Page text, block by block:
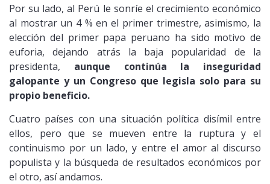
Por su lado, al Perú le sonríe el crecimiento económico
al mostrar un 4 % en el primer trimestre, asimismo, la
elección del primer papa peruano ha sido motivo de
euforia, dejando atrás la baja popularidad de la
presidenta, aunque continúa la inseguridad
galopante y un Congreso que legisla solo para su
propio beneficio.
Cuatro países con una situación política disímil entre
ellos, pero que se mueven entre la ruptura y el
continuismo por un lado, y entre el amor al discurso
populista y la búsqueda de resultados económicos por
el otro, así andamos.